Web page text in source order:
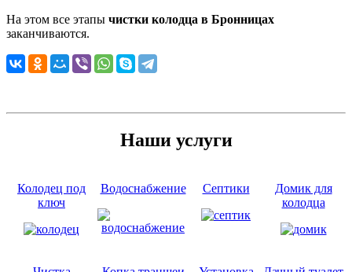
На этом все этапы чистки колодца в Бронницах
заканчиваются.
Наши услуги
Колодец под
ключ
Водоснабжение Септики
Домик для
колодца